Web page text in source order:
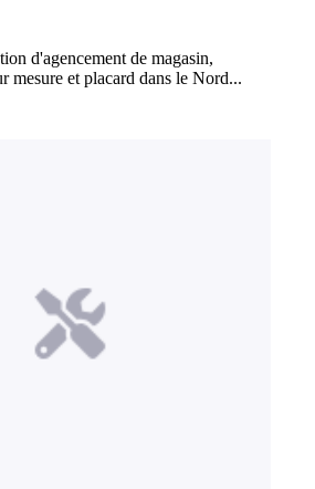
d'agencement de magasin,
mesure et placard dans le Nord...